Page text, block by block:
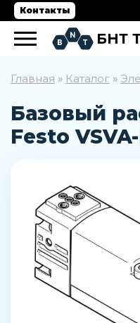
Контакты
БНТ
Главная » Каталог »
Базовый
Festo